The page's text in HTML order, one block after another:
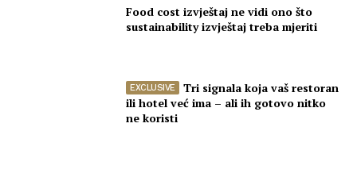
Food cost izvještaj ne vidi ono što
sustainability izvještaj treba mjeriti
Tri signala koja vaš restoran
ili hotel već ima – ali ih gotovo nitko
ne koristi